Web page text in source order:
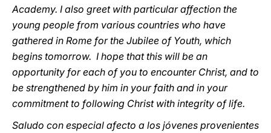
Academy. I also greet with particular affection the
young people from various countries who have
gathered in Rome for the Jubilee of Youth, which
begins tomorrow. I hope that this will be an
opportunity for each of you to encounter Christ, and to
be strengthened by him in your faith and in your
commitment to following Christ with integrity of life.
Saludo con especial afecto a los jóvenes provenientes